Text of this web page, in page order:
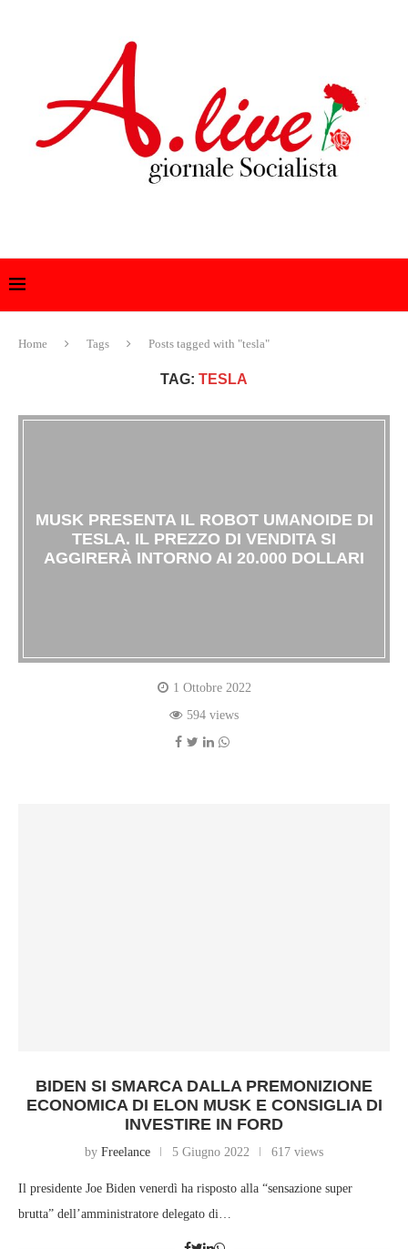
Home Tags Posts tagged with "tesla"
TAG: TESLA
MUSK PRESENTA IL ROBOT UMANOIDE DI
TESLA. IL PREZZO DI VENDITA SI
AGGIRERÀ INTORNO AI 20.000 DOLLARI
1 Ottobre 2022
594 views
BIDEN SI SMARCA DALLA PREMONIZIONE
ECONOMICA DI ELON MUSK E CONSIGLIA DI
INVESTIRE IN FORD
by Freelance 5 Giugno 2022 617 views
Il presidente Joe Biden venerdì ha risposto alla “sensazione super
brutta” dell’amministratore delegato di…